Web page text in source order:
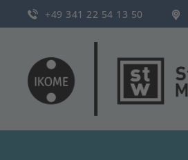
+49 341 22 54 13 50